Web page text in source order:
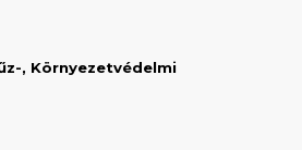
, Környezetvédelmi